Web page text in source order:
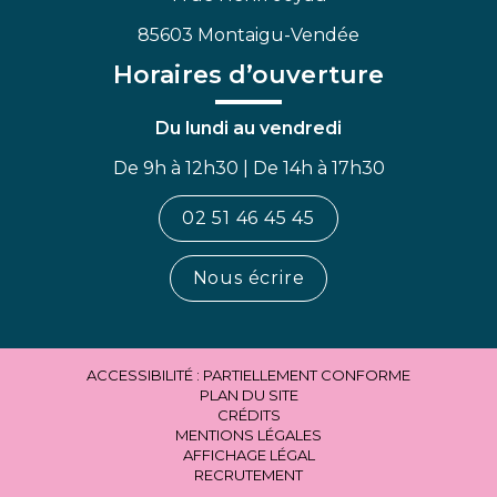
85603 Montaigu-Vendée
Horaires d’ouverture
Du lundi au vendredi
De 9h à 12h30 | De 14h à 17h30
02 51 46 45 45
Nous écrire
ACCESSIBILITÉ : PARTIELLEMENT CONFORME
PLAN DU SITE
CRÉDITS
MENTIONS LÉGALES
AFFICHAGE LÉGAL
RECRUTEMENT